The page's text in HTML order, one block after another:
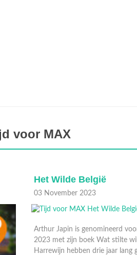
voor MAX
Het Wilde België
03 November 2023
Arthur Japin is genomineerd
2023 met zijn boek Wat stilte
Harrewijn hebben drie jaar lang